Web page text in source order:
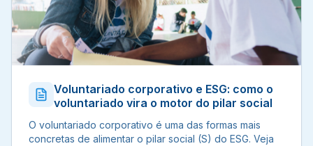
Voluntariado corporativo e ESG: como o
voluntariado vira o motor do pilar social
O voluntariado corporativo é uma das formas mais
concretas de alimentar o pilar social (S) do ESG. Veja